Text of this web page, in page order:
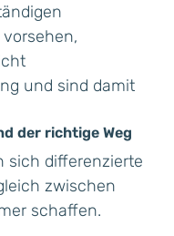
und sind damit
der richtige Weg
sich differenzierte
zwischen
schaffen.